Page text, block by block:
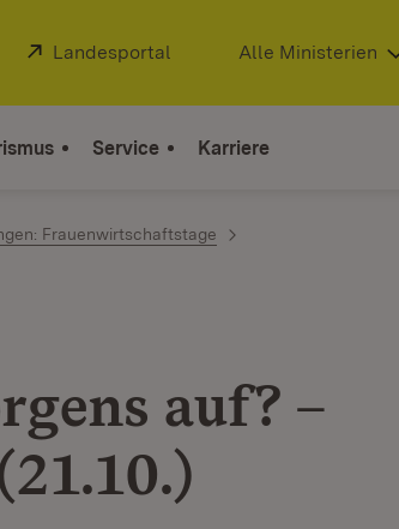
Extern:
Landesportal (Öffnet in neuem Fenster)
Alle Ministerien
Service Karriere
Frauenwirtschaftstage
auf? –